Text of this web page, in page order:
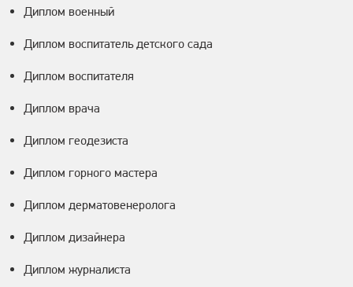
Диплом военный
Диплом воспитатель детского сада
Диплом воспитателя
Диплом врача
Диплом геодезиста
Диплом горного мастера
Диплом дерматовенеролога
Диплом дизайнера
Диплом журналиста